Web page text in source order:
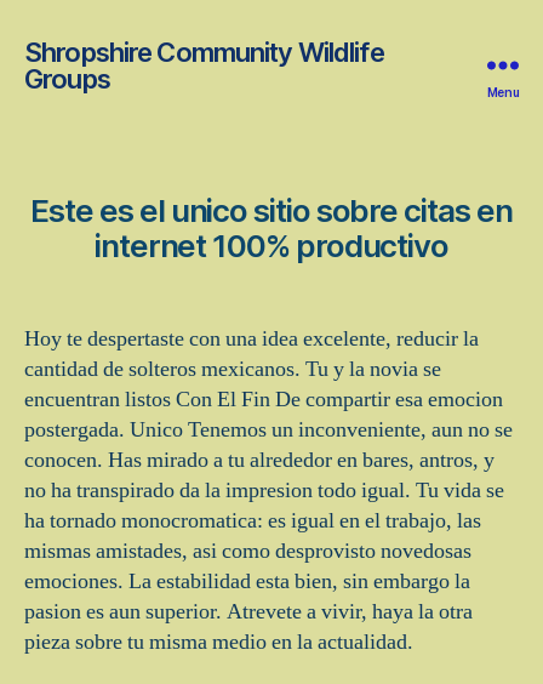
Shropshire Community Wildlife
Groups
Menu
Este es el unico sitio sobre citas en
internet 100% productivo
Hoy te despertaste con una idea excelente, reducir la
cantidad de solteros mexicanos. Tu y la novia se
encuentran listos Con El Fin De compartir esa emocion
postergada. Unico Tenemos un inconveniente, aun no se
conocen. Has mirado a tu alrededor en bares, antros, y
no ha transpirado da la impresion todo igual. Tu vida se
ha tornado monocromatica: es igual en el trabajo, las
mismas amistades, asi­ como desprovisto novedosas
emociones. La estabilidad esta bien, sin embargo la
pasion es aun superior. Atrevete a vivir, haya la otra
pieza sobre tu misma medio en la actualidad.